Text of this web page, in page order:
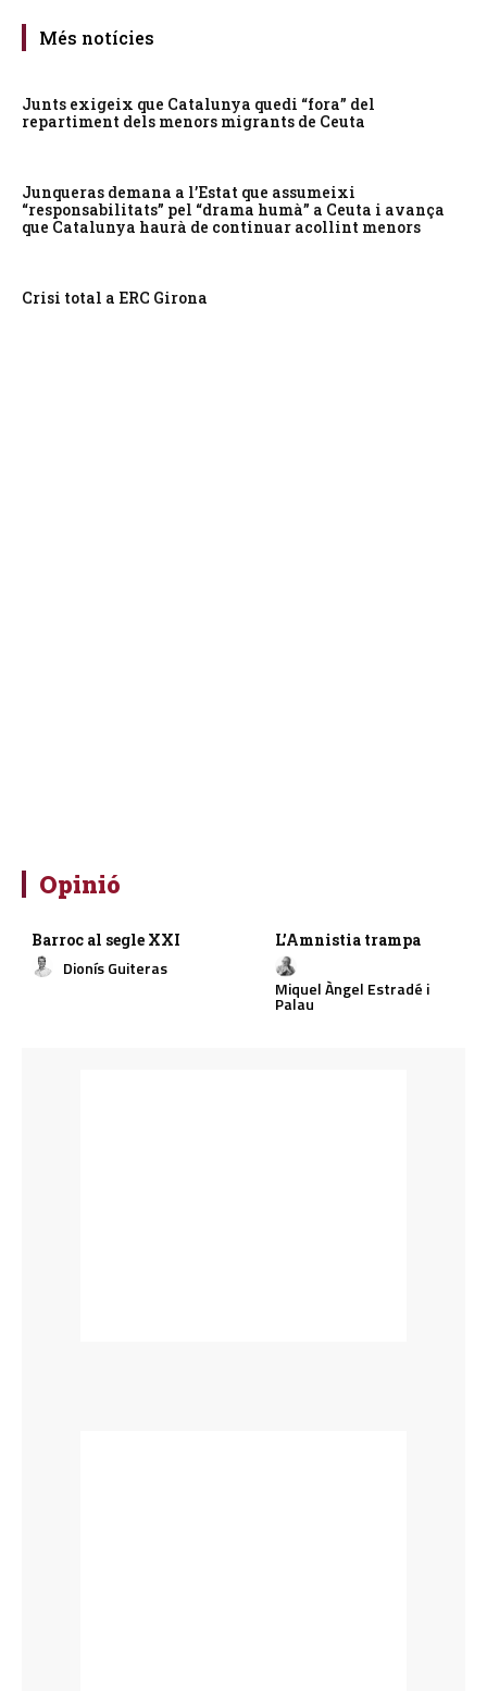
Més notícies
Junts exigeix que Catalunya quedi “fora” del
repartiment dels menors migrants de Ceuta
Junqueras demana a l’Estat que assumeixi
“responsabilitats” pel “drama humà” a Ceuta i avança
que Catalunya haurà de continuar acollint menors
Crisi total a ERC Girona
Opinió
Barroc al segle XXI
Dionís Guiteras
L’Amnistia trampa
Miquel Àngel Estradé i
Palau